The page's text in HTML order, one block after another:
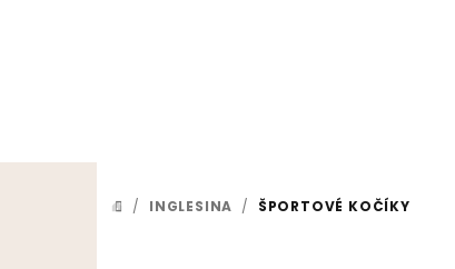
DOMOV
/ INGLESINA / ŠPORTOVÉ KOČÍKY